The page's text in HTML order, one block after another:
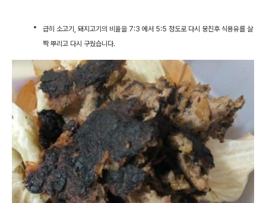
급히 소고기, 돼지고기의 비율을 7:3 에서 5:5 정도로 다시 뭉친후 식용유를 살
짝 뿌리고 다시 구웠습니다.